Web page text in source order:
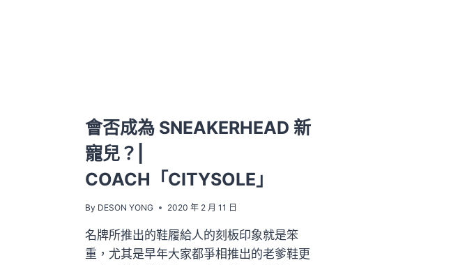
會否成為 SNEAKERHEAD 新
寵兒？|
COACH「CITYSOLE」
By DESON YONG 2020 年 2 月 11 日
名牌所推出的鞋履給人的刻板印象就是笨
重，尤其是早年大家都爭相推出的老爹鞋更